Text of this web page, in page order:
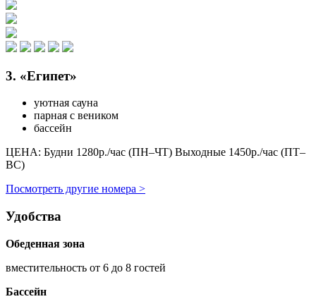
3. «Египет»
уютная сауна
парная с веником
бассейн
ЦЕНА: Будни 1280р./час (ПН–ЧТ) Выходные 1450р./час (ПТ–
ВС)
Посмотреть другие номера >
Удобства
Обеденная зона
вместительность от 6 до 8 гостей
Бассейн